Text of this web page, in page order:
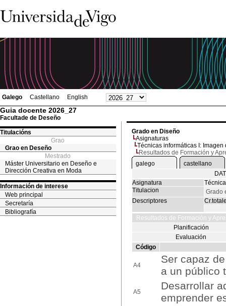
Galego Castellano English
Guia docente 2026_27
Facultade de Deseño
Titulacións
Grao
Grao en Deseño
Mestrado
Máster Universitario en Deseño e
Dirección Creativa en Moda
Información de interese
Web principal
Secretaría
Bibliografía
Grado en Diseño
Asignaturas
Técnicas informáticas I: Imagen
Resultados de Formación y
galego
castellano
Asignatura
Titulacion
Grado
Descriptores
Resultados de Formación y
Planificación
Evaluación
Código
A4
Ser capaz
a un público
A5
Desarrollar
emprender